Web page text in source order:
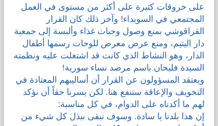
على خروقات كثيرة على أكثر من مستوى في العمل
المجتمعي في السويداء! وآخر ذلك كان القرار
القراقوشي بمنع وصول وجبات غذاء وألبسة إلى جمعية
دار اليتيم، ومنع عرض معرض للوحات رسمها أطفال
الدار، وهو النشاط الذي كانت قد اشتغلت عليه ونظمته
السيدة فليحان باسم مرصد نساء سورية!
ويعتقد المسؤولون عن القرار أن أساليبهم المعتادة في
التخويف والإعاقة ستنفع هنا. لكن يسرنا حقاً أن نؤكد
لهم ما أكدناه على الدوام، في كل مناسبة:
إن هذا بلدنا يا سادة. وسوف نبقى نبذل كل شيء من